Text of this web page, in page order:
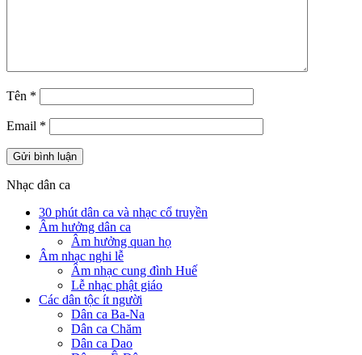
Tên *
Email *
Nhạc dân ca
30 phút dân ca và nhạc cổ truyền
Âm hưởng dân ca
Âm hưởng quan họ
Âm nhạc nghi lễ
Âm nhạc cung đình Huế
Lễ nhạc phật giáo
Các dân tộc ít người
Dân ca Ba-Na
Dân ca Chăm
Dân ca Dao